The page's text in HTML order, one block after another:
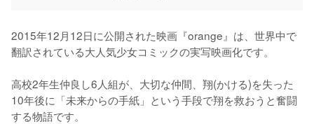
2015年12月12日に公開された映画『orange』は、世界中で
翻訳されている大人気少女コミックの実写映画化です。
高校2年生仲良し6人組が、大切な仲間、翔(かける)を失った
10年後に「未来からの手紙」という手段で翔を救おうと奮闘
する物語です。